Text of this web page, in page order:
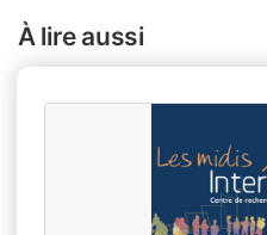
À lire aussi